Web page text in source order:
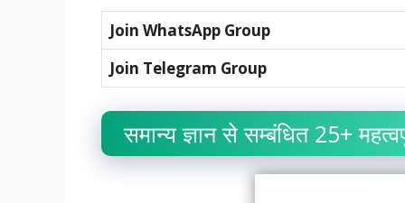
Join WhatsApp Group
Join Telegram Group
समान्य ज्ञान से सम्बंधित 25+